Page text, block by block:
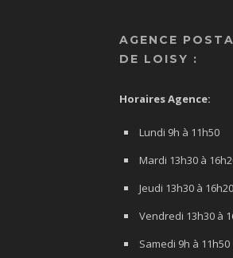
AGENCE
DE LOISY :
Horaires Agence:
Lundi 9h à 11h50
Mardi 13h30 à
Jeudi 13h30 à 16h20
Vendredi 13h30 à
Samedi 9h à 11h50